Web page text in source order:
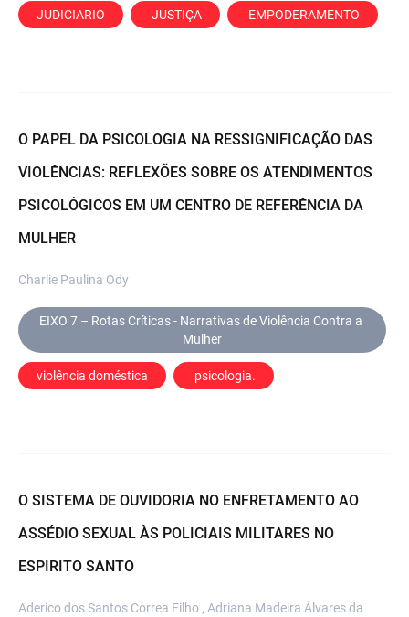
JUDICIARIO JUSTIÇA EMPODERAMENTO
O PAPEL DA PSICOLOGIA NA RESSIGNIFICAÇÃO DAS
VIOLÊNCIAS: REFLEXÕES SOBRE OS ATENDIMENTOS
PSICOLÓGICOS EM UM CENTRO DE REFERÊNCIA DA
MULHER
Charlie Paulina Ody
EIXO 7 – Rotas Críticas - Narrativas de Violência Contra a
Mulher
violência doméstica psicologia.
O SISTEMA DE OUVIDORIA NO ENFRETAMENTO AO
ASSÉDIO SEXUAL ÀS POLICIAIS MILITARES NO
ESPIRITO SANTO
Aderico dos Santos Correa Filho , Adriana Madeira Álvares da